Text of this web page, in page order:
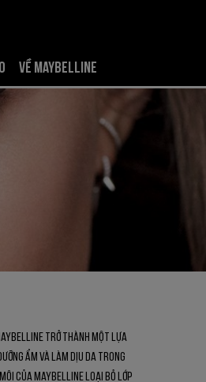
VỀ MAYBELLINE
trở thành một lựa
ẩm và làm dịu da trong
của Maybelline loại bỏ lớp